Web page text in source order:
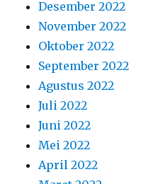
Desember 2022
November 2022
Oktober 2022
September 2022
Agustus 2022
Juli 2022
Juni 2022
Mei 2022
April 2022